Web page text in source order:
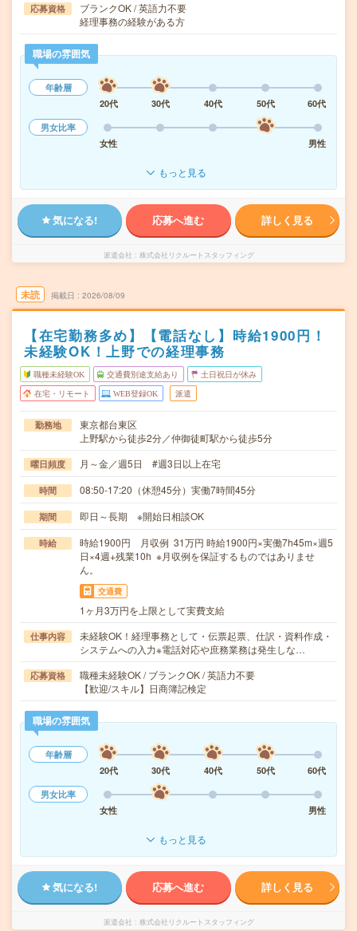
応募資格
ブランクOK / 英語力不要
経理事務の経験がある方
職場の雰囲気
年齢層
20代
30代 40代 50代
60代
男女比率
女性
男性
もっと見る
気になる! 応募へ進む 詳しく見る
派遣会社 株式会社リクルートスタッフィング
未読 掲載日 2026/08/09
【在宅勤務多め】【電話なし】時給1900円！
未経験OK！上野での経理事務
職種未経験OK 交通費別途支給あり 土日祝日が休み
在宅・リモート WEB登録OK 派遣
勤務地
東京都台東区
上野駅から徒歩2分／仲御徒町駅から徒歩5分
曜日頻度 月～金／週5日 #週3日以上在宅
時間 08:50-17:20（休憩45分）実働7時間45分
期間 即日～長期 ※開始日相談OK
時給
時給1900円 月収例 31万円 時給1900円×実働7h45m×週5
日×4週+残業10h ※月収例を保証するものではありませ
ん。
交通費
1ヶ月3万円を上限として実費支給
仕事内容
未経験OK！経理事務として・伝票起票、仕訳・資料作成・
システムへの入力※電話対応や庶務業務は発生しな…
応募資格
職種未経験OK / ブランクOK / 英語力不要
【歓迎/スキル】日商簿記検定
職場の雰囲気
年齢層
20代
30代 40代 50代
60代
男女比率
女性
男性
もっと見る
気になる! 応募へ進む 詳しく見る
派遣会社 株式会社リクルートスタッフィング